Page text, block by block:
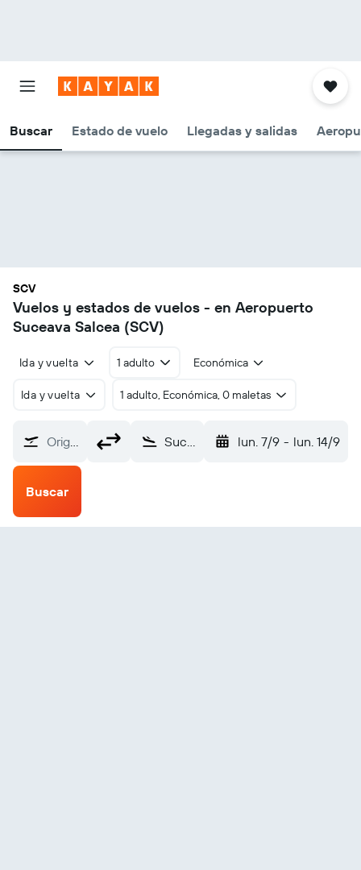
Buscar Estado de vuelo Llegadas y salidas
SCV
Vuelos y estados de vuelos - en Aeropuerto
Suceava Salcea (SCV)
Ida y vuelta 1 adulto Económica
Ida y vuelta 1 adulto, Económica, 0 maletas
Origen Suceava Salcea (SCV) lun. 7/9 - lun. 14/9
Buscar